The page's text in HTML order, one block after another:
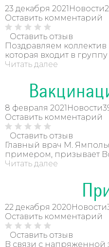
23 декабря 2021 Новости
Оставить комментарий
Оставить отзыв
Поздравляем
которая входит в
Читать далее
8 февраля 2021 Новости
Оставить комментарий
Оставить отзыв
Главный врач М.
примером, призывает
Читать далее
22 декабря 2020Новости
Оставить комментарий
Оставить отзыв
В связи с напряженной